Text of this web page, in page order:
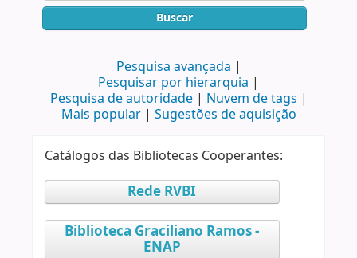
Buscar
Pesquisa avançada
Pesquisar por hierarquia
Pesquisa de autoridade
Nuvem de tags
Mais popular
Sugestões de aquisição
Catálogos das Bibliotecas Cooperantes:
Rede RVBI
Biblioteca Graciliano Ramos -
ENAP